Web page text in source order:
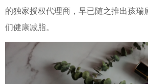
的独家授权代理商，早已随之推出孩瑞
们健康减脂。